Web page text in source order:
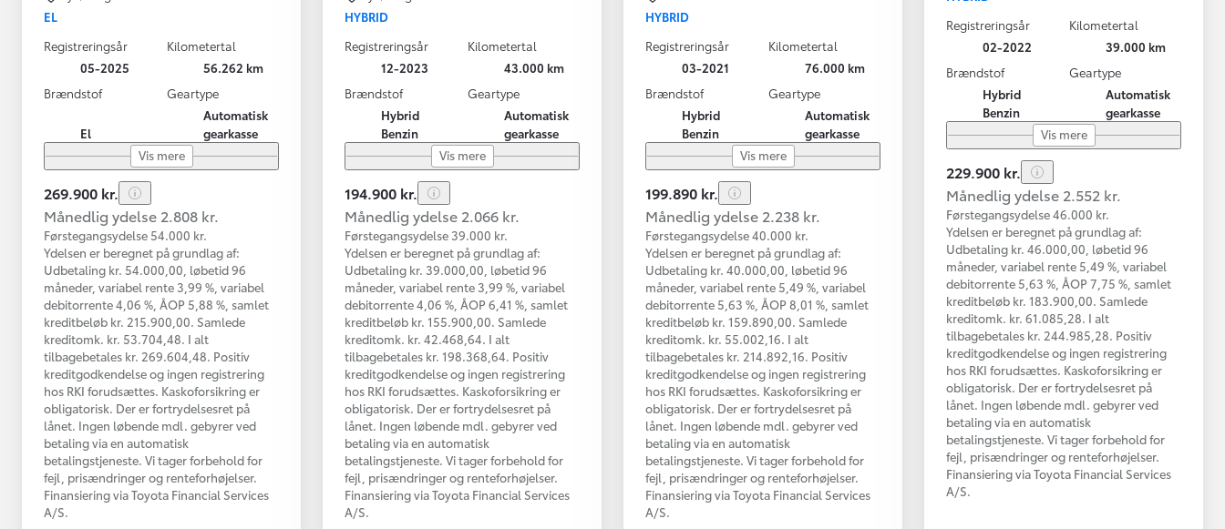
Fra kr. 349.990
EL
Registreringsår
05-2025
Kilometertal
56.262 km
Brændstof
El
Geartype
Automatisk
gearkasse
Vis mere
269.900 kr.
Månedlig ydelse 2.808 kr.
Førstegangsydelse 54.000 kr.
Ydelsen er beregnet på grundlag af:
Udbetaling kr. 54.000,00, løbetid 96
måneder, variabel rente 3,99 %, variabel
debitorrente 4,06 %, ÅOP 5,88 %, samlet
kreditbeløb kr. 215.900,00. Samlede
kreditomk. kr. 53.704,48. I alt
tilbagebetales kr. 269.604,48. Positiv
kreditgodkendelse og ingen registrering
hos RKI forudsættes. Kaskoforsikring er
obligatorisk. Der er fortrydelsesret på
lånet. Ingen løbende mdl. gebyrer ved
betaling via en automatisk
betalingstjeneste. Vi tager forbehold for
fejl, prisændringer og renteforhøjelser.
Finansiering via Toyota Financial Services
A/S.
HYBRID
Registreringsår
12-2023
Kilometertal
43.000 km
Brændstof
Hybrid
Benzin
Geartype
Automatisk
gearkasse
Vis mere
194.900 kr.
Månedlig ydelse 2.066 kr.
Førstegangsydelse 39.000 kr.
Ydelsen er beregnet på grundlag af:
Udbetaling kr. 39.000,00, løbetid 96
måneder, variabel rente 3,99 %, variabel
debitorrente 4,06 %, ÅOP 6,41 %, samlet
kreditbeløb kr. 155.900,00. Samlede
kreditomk. kr. 42.468,64. I alt
tilbagebetales kr. 198.368,64. Positiv
kreditgodkendelse og ingen registrering
hos RKI forudsættes. Kaskoforsikring er
obligatorisk. Der er fortrydelsesret på
lånet. Ingen løbende mdl. gebyrer ved
betaling via en automatisk
betalingstjeneste. Vi tager forbehold for
fejl, prisændringer og renteforhøjelser.
Finansiering via Toyota Financial Services
A/S.
HYBRID
Registreringsår
03-2021
Kilometertal
76.000 km
Brændstof
Hybrid
Benzin
Geartype
Automatisk
gearkasse
Vis mere
199.890 kr.
Månedlig ydelse 2.238 kr.
Førstegangsydelse 40.000 kr.
Ydelsen er beregnet på grundlag af:
Udbetaling kr. 40.000,00, løbetid 96
måneder, variabel rente 5,49 %, variabel
debitorrente 5,63 %, ÅOP 8,01 %, samlet
kreditbeløb kr. 159.890,00. Samlede
kreditomk. kr. 55.002,16. I alt
tilbagebetales kr. 214.892,16. Positiv
kreditgodkendelse og ingen registrering
hos RKI forudsættes. Kaskoforsikring er
obligatorisk. Der er fortrydelsesret på
lånet. Ingen løbende mdl. gebyrer ved
betaling via en automatisk
betalingstjeneste. Vi tager forbehold for
fejl, prisændringer og renteforhøjelser.
Finansiering via Toyota Financial Services
A/S.
Registreringsår
02-2022
Kilometertal
39.000 km
Brændstof
Hybrid
Benzin
Geartype
Automatisk
gearkasse
Vis mere
229.900 kr.
Månedlig ydelse 2.552 kr.
Førstegangsydelse 46.000 kr.
Ydelsen er beregnet på grundlag af:
Udbetaling kr. 46.000,00, løbetid 96
måneder, variabel rente 5,49 %, variabel
debitorrente 5,63 %, ÅOP 7,75 %, samlet
kreditbeløb kr. 183.900,00. Samlede
kreditomk. kr. 61.085,28. I alt
tilbagebetales kr. 244.985,28. Positiv
kreditgodkendelse og ingen registrering
hos RKI forudsættes. Kaskoforsikring er
obligatorisk. Der er fortrydelsesret på
lånet. Ingen løbende mdl. gebyrer ved
betaling via en automatisk
betalingstjeneste. Vi tager forbehold for
fejl, prisændringer og renteforhøjelser.
Finansiering via Toyota Financial Services
A/S.